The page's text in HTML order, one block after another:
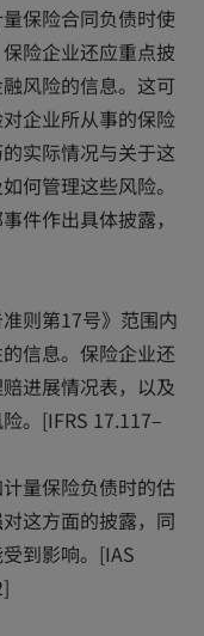
保险合同负债时使
险企业还应重点披
风险的信息。这可
企业所从事的保险
实际情况与关于这
何管理这些风险。
件作出具体披露，
则第17号》范围内
信息。保险企业还
进展情况表，以及
。[IFRS 17.117–
量保险负债时的估
这方面的披露，同
到影响。[IAS